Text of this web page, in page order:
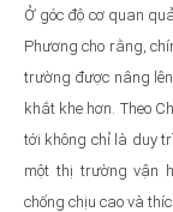
Ở góc độ cơ quan
Phương cho rằng,
trường được nâng
khắt khe hơn. Theo
tới không chỉ là duy
một thị trường vận
chống chịu cao và